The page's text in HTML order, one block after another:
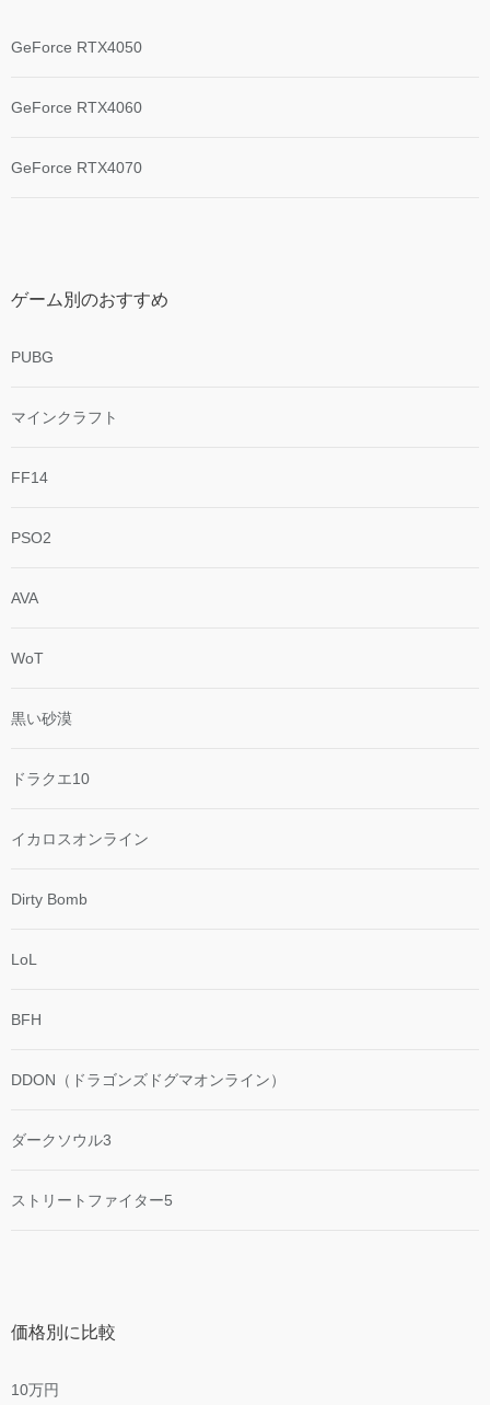
GeForce RTX4050
GeForce RTX4060
GeForce RTX4070
ゲーム別のおすすめ
PUBG
マインクラフト
FF14
PSO2
AVA
WoT
黒い砂漠
ドラクエ10
イカロスオンライン
Dirty Bomb
LoL
BFH
DDON（ドラゴンズドグマオンライン）
ダークソウル3
ストリートファイター5
価格別に比較
10万円